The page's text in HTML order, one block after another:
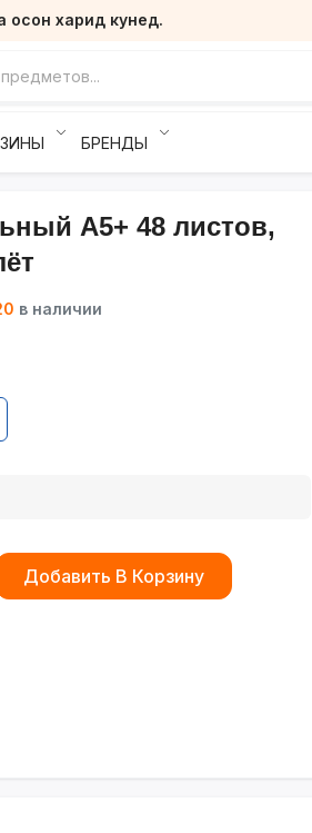
осон харид кунед.
БРЕНДЫ
А5+ 48 листов,
в наличии
Добавить В Корзину